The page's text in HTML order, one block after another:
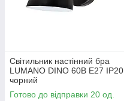
Світильник настінний бра
LUMANO DINO 60В Е27 IP20
чорний
Готово до відправки 20 од.